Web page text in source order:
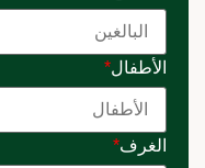
الأطفال*
الغرف*